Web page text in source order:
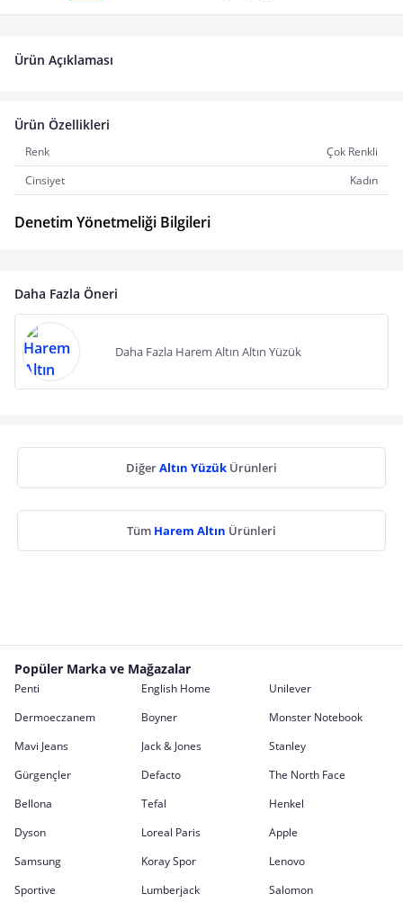
Ürün Açıklaması
Ürün Özellikleri
Renk
Çok Renkli
Cinsiyet
Kadın
Denetim Yönetmeliği Bilgileri
Daha Fazla Öneri
Daha Fazla Harem Altın Altın Yüzük
DiğerAltın Yüzük Ürünleri
Tüm Harem Altın Ürünleri
Popüler Marka ve Mağazalar
Penti English Home
Unilever
Dermoeczanem
Boyner
Monster Notebook
Mavi Jeans
Jack & Jones
Stanley
Gürgençler
Defacto
The North Face
Bellona
Tefal
Henkel
Dyson
Loreal Paris
Apple
Samsung
Koray Spor
Lenovo
Sportive
Lumberjack Salomon